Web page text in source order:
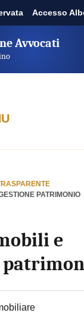
Accesso
Avvocati
PATRIMONIO
e